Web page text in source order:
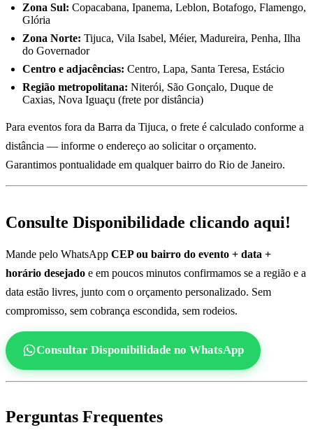
Zona Sul: Copacabana, Ipanema, Leblon, Botafogo, Flamengo,
Glória
Zona Norte: Tijuca, Vila Isabel, Méier, Madureira, Penha, Ilha
do Governador
Centro e adjacências: Centro, Lapa, Santa Teresa, Estácio
Região metropolitana: Niterói, São Gonçalo, Duque de
Caxias, Nova Iguaçu (frete por distância)
Para eventos fora da Barra da Tijuca, o frete é calculado conforme a
distância — informe o endereço ao solicitar o orçamento.
Garantimos pontualidade em qualquer bairro do Rio de Janeiro.
Consulte Disponibilidade clicando aqui!
Mande pelo WhatsApp CEP ou bairro do evento + data +
horário desejado e em poucos minutos confirmamos se a região e a
data estão livres, junto com o orçamento personalizado. Sem
compromisso, sem cobrança escondida, sem rodeios.
Consultar Disponibilidade no WhatsApp
Perguntas Frequentes